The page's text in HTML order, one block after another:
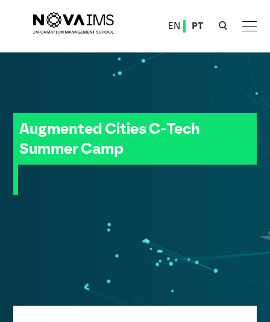
EN PT
Augmented Cities C-Tech Summer Camp
Augmented Cities C-Tech
Summer Camp